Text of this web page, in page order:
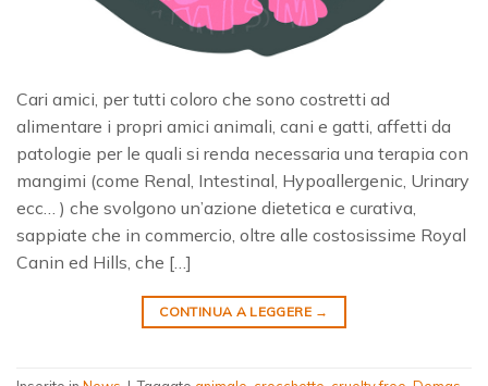
Cari amici, per tutti coloro che sono costretti ad
alimentare i propri amici animali, cani e gatti, affetti da
patologie per le quali si renda necessaria una terapia con
mangimi (come Renal, Intestinal, Hypoallergenic, Urinary
ecc… ) che svolgono un’azione dietetica e curativa,
sappiate che in commercio, oltre alle costosissime Royal
Canin ed Hills, che […]
CONTINUA A LEGGERE →